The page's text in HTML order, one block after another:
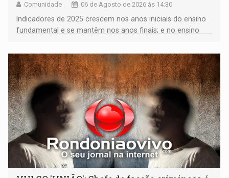
Comunidade 06 de Agosto de 2026 às 14:30
Indicadores de 2025 crescem nos anos iniciais do ensino
fundamental e se mantêm nos anos finais; e no ensino